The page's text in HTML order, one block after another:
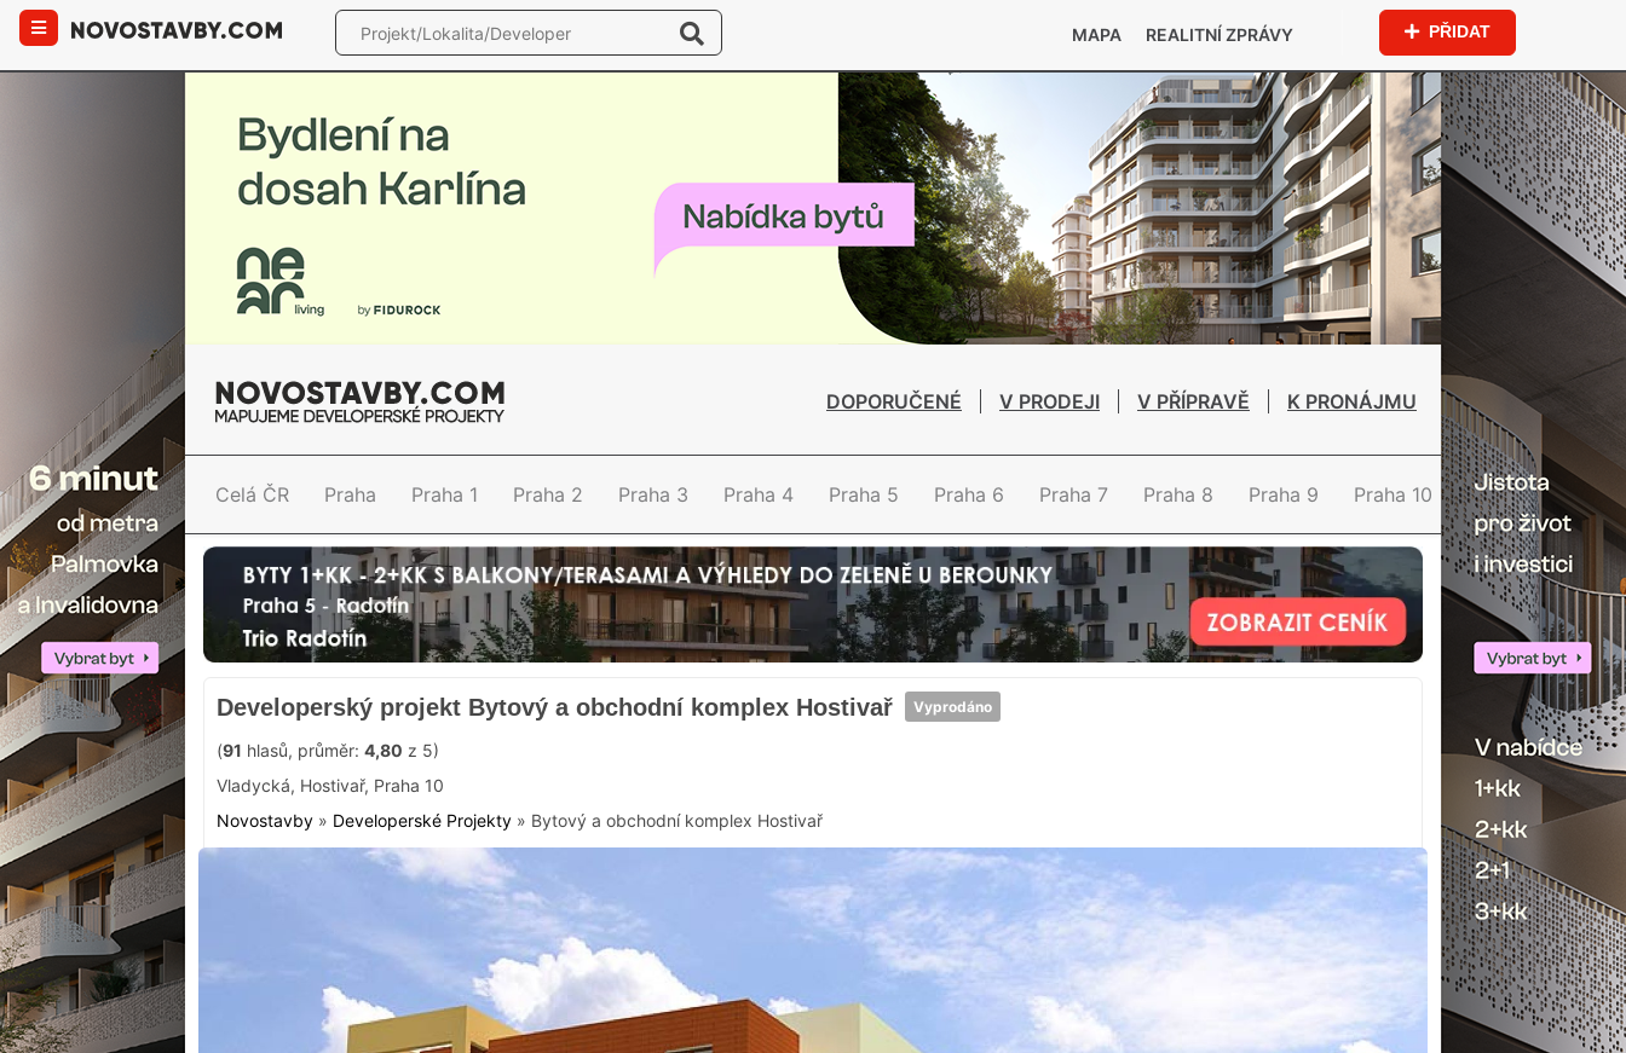
MAPA REALITNÍ ZPRÁVY PŘIDAT
DOPORUČENÉ V PRODEJI V PŘÍPRAVĚ K PRONÁJMU
Celá ČR Praha Praha 1 Praha 2 Praha 3 Praha 4 Praha 5 Praha 6 Praha 7 Praha 8 Praha 9 Praha 10
Developerský projekt Bytový a obchodní komplex Hostivař Vyprodáno
(91 hlasů, průměr: 4,80 z 5)
Vladycká, Hostivař, Praha 10
Novostavby » Developerské Projekty » Bytový a obchodní komplex Hostivař